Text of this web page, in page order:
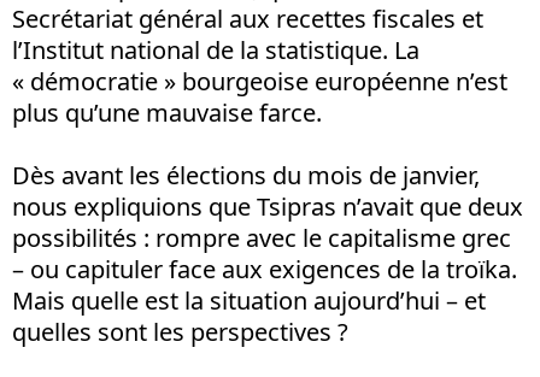
Secrétariat général aux recettes fiscales et
l’Institut national de la statistique. La
« démocratie » bourgeoise européenne n’est
plus qu’une mauvaise farce.
Dès avant les élections du mois de janvier,
nous expliquions que Tsipras n’avait que deux
possibilités : rompre avec le capitalisme grec
– ou capituler face aux exigences de la troïka.
Mais quelle est la situation aujourd’hui – et
quelles sont les perspectives ?